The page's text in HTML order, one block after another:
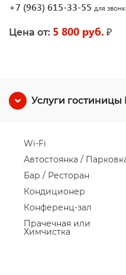
+7 (963) 615-33-55 для
Цена от: 5 800 руб. ₽
Услуги
Wi-Fi
Автостоянка /
Бар / Ресторан
Кондиционер
Конференц-зал
Прачечная или
Химчистка